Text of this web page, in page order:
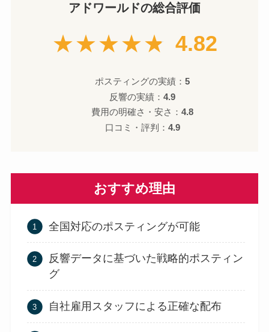
アドワールドの総合評価
★★★★★ 4.82
ポスティングの実績：5
反響の実績：4.9
費用の明確さ・安さ：4.8
口コミ・評判： 4.9
おすすめ理由
全国対応のポスティングが可能
反響データに基づいた戦略的ポスティン
グ
自社雇用スタッフによる正確な配布